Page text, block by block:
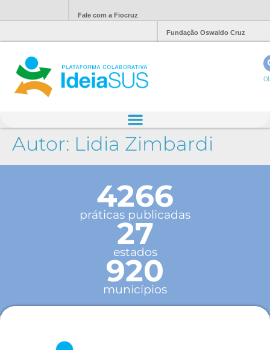
Fale com a Fiocruz
Fundação Oswaldo Cruz
Autor: Lidia Zimbardi
4266
práticas publicadas
27
estados
920
municípios